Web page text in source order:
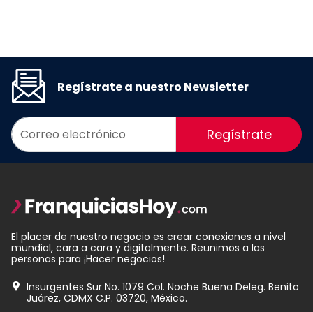
Regístrate a nuestro Newsletter
Regístrate
El placer de nuestro negocio es crear conexiones a nivel
mundial, cara a cara y digitalmente. Reunimos a las
personas para ¡Hacer negocios!
Insurgentes Sur No. 1079 Col. Noche Buena Deleg. Benito
Juárez, CDMX C.P. 03720, México.